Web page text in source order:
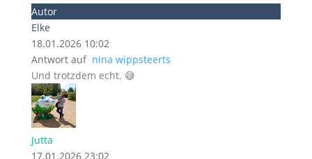
Autor
Elke
18.01.2026 10:02
Antwort auf nina wippsteerts
Und trotzdem echt. 😅
Jutta
17.01.2026 23:02